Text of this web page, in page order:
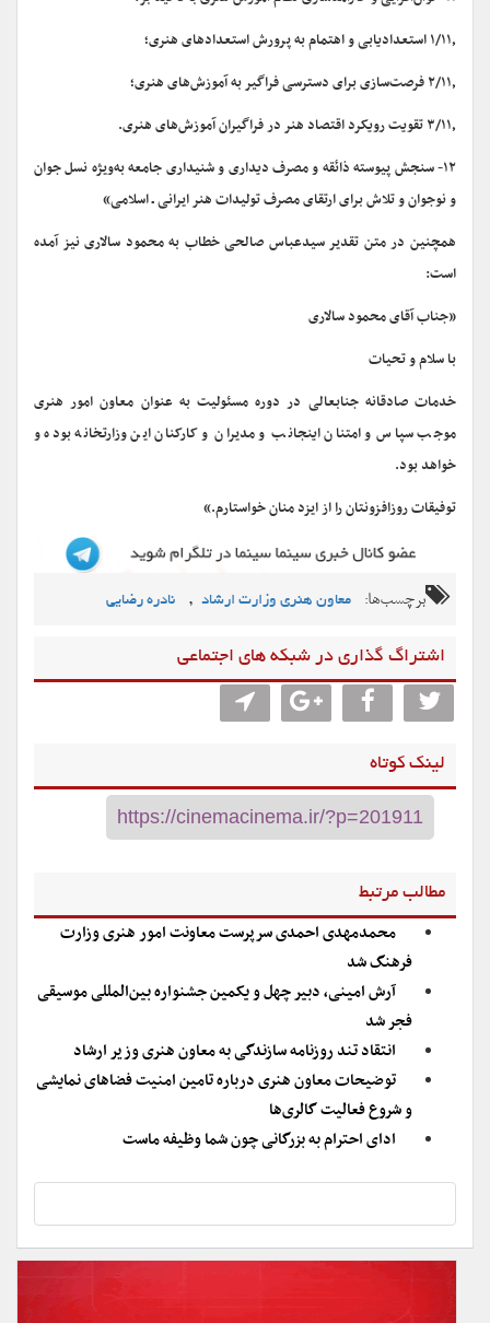
۱/۱۱٫ استعدادیابی و اهتمام به پرورش استعدادهای هنری؛
۲/۱۱٫ فرصت­‌سازی برای دسترسی فراگیر به آموزش­‌های هنری؛
۳/۱۱٫ تقویت رویکرد اقتصاد هنر در فراگیران آموزش­‌های هنری.
۱۲- سنجش پیوسته ذائقه و مصرف دیداری و شنیداری جامعه به­‌ویژه نسل جوان
و نوجوان و تلاش برای ارتقای مصرف تولیدات هنر ایرانی ـ اسلامی»
همچنین در متن تقدیر سیدعباس صالحی خطاب به محمود سالاری نیز آمده
است:
«جناب آقای محمود سالاری
با سلام و تحیات
خدمات صادقانه جناب­عالی در دوره مسئولیت به عنوان معاون امور هنری
موجب سپاس و امتنان اینجانب و مدیران و کارکنان این وزارت­خانه بوده و
خواهد بود.
توفیقات روزافزون­تان را از ایزد منان خواستارم.»
برچسب‌ها: معاون هنری وزارت ارشاد , نادره رضایی
اشتراگ گذاری در شبکه های اجتماعی
لینک کوتاه
مطالب مرتبط
محمدمهدی احمدی سرپرست معاونت امور هنری وزارت
فرهنگ شد
آرش امینی، دبیر چهل و یکمین جشنواره بین‌المللی موسیقی
فجر شد
انتقاد تند روزنامه سازندگی به معاون هنری وزیر ارشاد
توضیحات معاون هنری درباره تامین امنیت فضاهای نمایشی
و شروع فعالیت گالری‌ها
ادای احترام به بزرگانی چون شما وظیفه ماست